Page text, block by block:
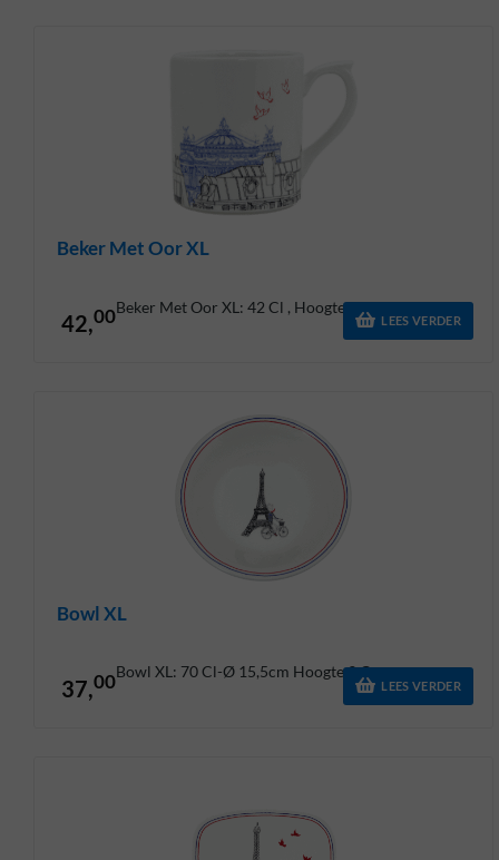
Beker Met Oor XL
42,00Beker Met Oor XL: 42 Cl , Hoogte: 10,4 Cm
LEES VERDER
Bowl XL
37,00Bowl XL: 70 Cl-Ø 15,5cm Hoogte 9 Cm
LEES VERDER